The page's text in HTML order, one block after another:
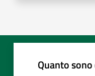
Quanto